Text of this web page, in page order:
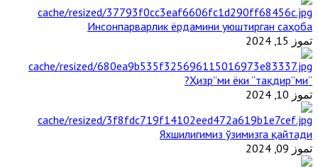
Инсонпарварлик ёрдамини уюштирган саҳоба
تموز 15, 2024
“Ҳизр”ми ёки “тақдир”ми?
تموز 10, 2024
Яхшилигимиз ўзимизга қайтади
تموز 09, 2024